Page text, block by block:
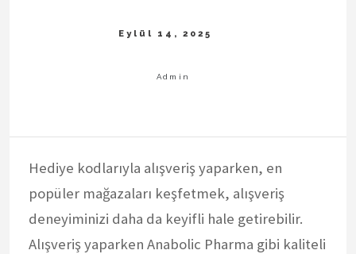
Hediye kodlarıyla alışveriş yaparken, en
popüler mağazaları keşfetmek, alışveriş
deneyiminizi daha da keyifli hale getirebilir.
Alışveriş yaparken Anabolic Pharma gibi kaliteli